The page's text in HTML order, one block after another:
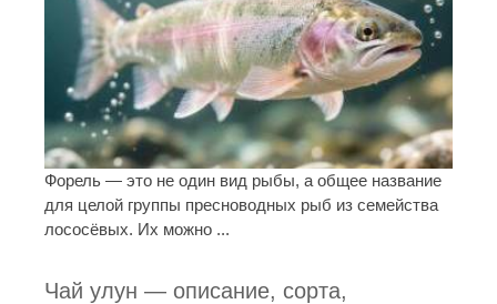
Форель — это не один вид рыбы, а общее название
для целой группы пресноводных рыб из семейства
лососёвых. Их можно ...
Чай улун — описание, сорта,